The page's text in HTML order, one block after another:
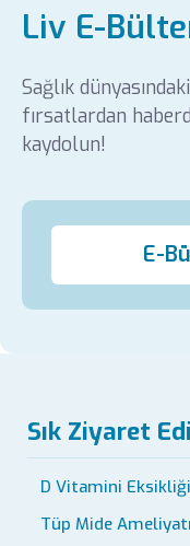
Liv E-
Sağlık
fırsatlardan
kaydolun!
E-
Sık Ziyaret
D Vitamini Eksikliği
Tüp Mide Ameliyatı